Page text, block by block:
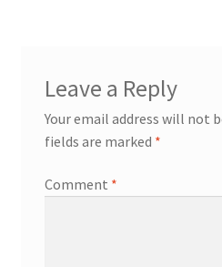
Leave a Reply
Your email address will not
fields are marked *
Comment *